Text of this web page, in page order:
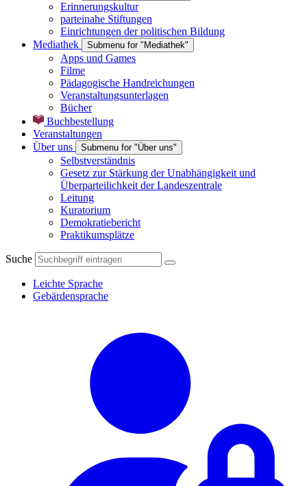
Erinnerungskultur
parteinahe Stiftungen
Einrichtungen der politischen Bildung
Mediathek
Submenu for "Mediathek"
Apps und Games
Filme
Pädagogische Handreichungen
Veranstaltungsunterlagen
Bücher
Buchbestellung
Veranstaltungen
Über uns
Submenu for "Über uns"
Selbstverständnis
Gesetz zur Stärkung der Unabhängigkeit und
Überparteilichkeit der Landeszentrale
Leitung
Kuratorium
Demokratiebericht
Praktikumsplätze
Suche
Leichte Sprache
Gebärdensprache